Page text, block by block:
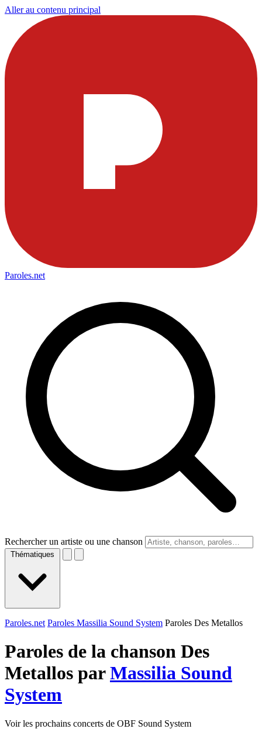
Aller au contenu principal
Paroles.net
Rechercher un artiste ou une chanson
Thématiques
Paroles.net Paroles Massilia Sound System Paroles Des Metallos
Paroles de la chanson Des
Metallos parMassilia Sound
System
Voir les prochains concerts de OBF Sound System